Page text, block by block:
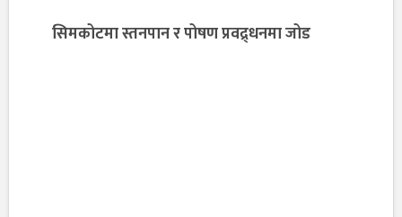
सिमकोटमा स्तनपान र पोषण प्रवद्र्धनमा जोड